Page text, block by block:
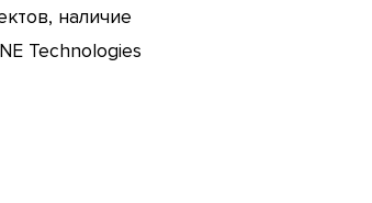
наличие
Technologies